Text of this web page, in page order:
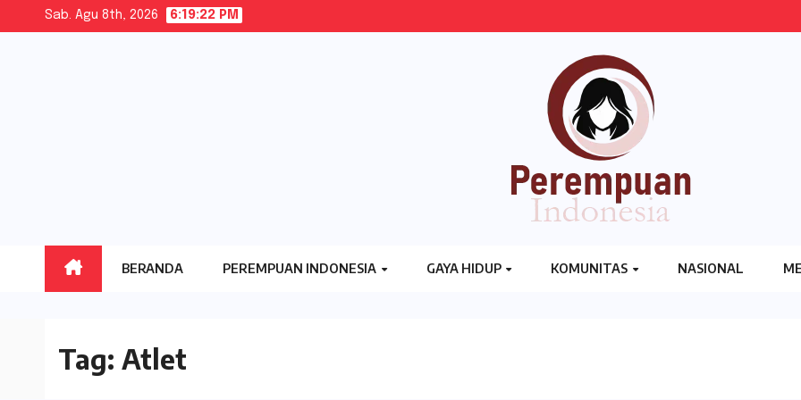
Sab. Agu 8th, 2026 6:19:23 PM
BERANDA PEREMPUAN INDONESIA GAYA HIDUP KOMUNITAS NASIONAL
Tag: Atlet